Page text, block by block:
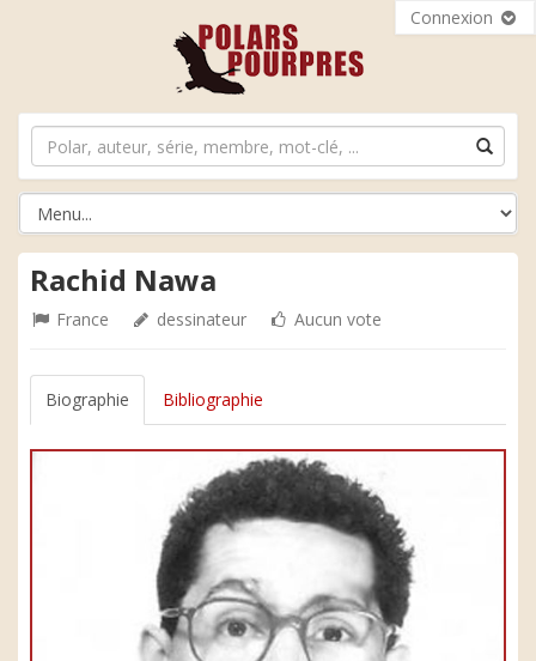
Connexion
Rachid Nawa
France dessinateur Aucun vote
Biographie Bibliographie